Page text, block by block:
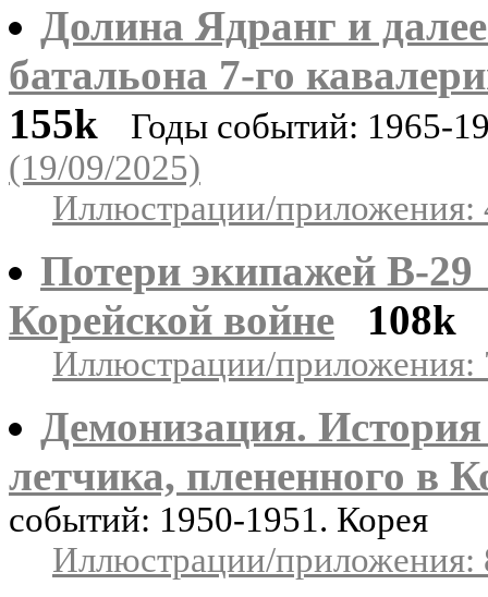
Долина Ядранг и
батальона 7-го
155k
Годы событий: 1965-
(19/09/2025)
Иллюстрации/приложения:
Потери экипажей B-
Корейской войне
108k
Иллюстрации/приложения:
Демонизация.
летчика, плененного в
событий: 1950-1951. Корея
Иллюстрации/приложения: